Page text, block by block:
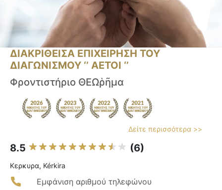
ΔΙΑΚΡΙΘΕΙΣΑ ΕΠΙΧΕΙΡΗΣΗ ΤΟΥ
ΔΙΑΓΩΝΙΣΜΟΥ ‘’ ΑΕΤΟΙ ‘’
Φροντιστήριο ΘΕΩῥῆμα
Δείτε περισσότερα >>
8.5 (6)
Κερκυρα, Kérkira
Εμφάνιση αριθμού τηλεφώνου